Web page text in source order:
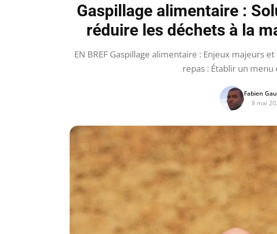
Gaspillage alimentaire :
réduire les déchets à la
EN BREF Gaspillage alimentaire : Enjeux majeurs
repas : Établir un
Fabien
8 mai